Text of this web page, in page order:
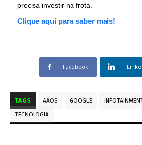
precisa investir na frota.
Clique aqui para saber mais!
Facebook
TAGS AAOS GOOGLE
TECNOLOGIA